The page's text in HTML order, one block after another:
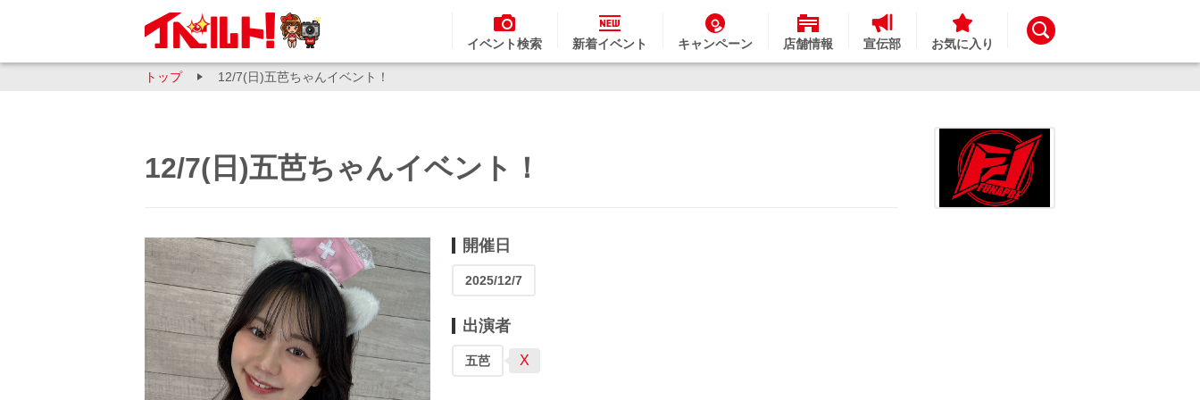
イベント検索 新着イベント キャンペーン 店舗情報 宣伝部 お気に入り
トップ 12/7(日)五芭ちゃんイベント！
12/7(日)五芭ちゃんイベント！
開催日
2025/12/7
出演者
五芭 X